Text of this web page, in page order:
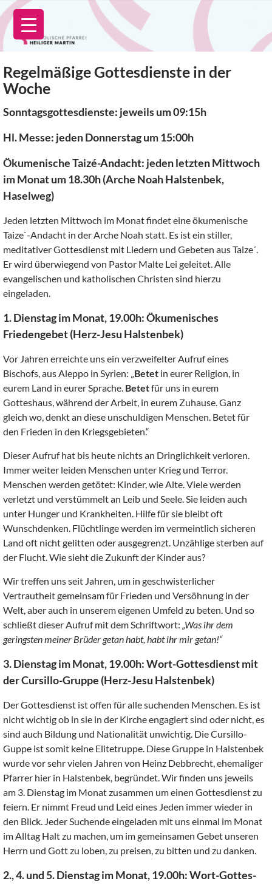
Zum
Inhalt
springen
Regelmäßige Gottesdienste in der
Woche
Sonntagsgottesdienste: jeweils um 09:15h
Hl. Messe: jeden Donnerstag um 15:00h
Ökumenische Taizé-Andacht: jeden letzten Mittwoch
im Monat um 18.30h (Arche Noah Halstenbek,
Haselweg)
Jeden letzten Mittwoch im Monat findet eine ökumenische
Taize`-Andacht in der Arche Noah statt. Es ist ein stiller,
meditativer Gottesdienst mit Liedern und Gebeten aus Taize´.
Er wird überwiegend von Pastor Malte Lei geleitet. Alle
evangelischen und katholischen Christen sind hierzu
eingeladen.
1. Dienstag im Monat, 19.00h: Ökumenisches
Friedengebet (Herz-Jesu Halstenbek)
Vor Jahren erreichte uns ein verzweifelter Aufruf eines
Bischofs, aus Aleppo in Syrien: „Betet in eurer Religion, in
eurem Land in eurer Sprache. Betetfür uns in eurem
Gotteshaus, während der Arbeit, in eurem Zuhause. Ganz
gleich wo, denkt an diese unschuldigen Menschen. Betet für
den Frieden in den Kriegsgebieten.“
Dieser Aufruf hat bis heute nichts an Dringlichkeit verloren.
Immer weiter leiden Menschen unter Krieg und Terror.
Menschen werden getötet: Kinder, wie Alte. Viele werden
verletzt und verstümmelt an Leib und Seele. Sie leiden auch
unter Hunger und Krankheiten. Hilfe für sie bleibt oft
Wunschdenken. Flüchtlinge werden im vermeintlich sicheren
Land oft nicht gelitten oder ausgegrenzt. Unzählige sterben auf
der Flucht. Wie sieht die Zukunft der Kinder aus?
Wir treffen uns seit Jahren, um in geschwisterlicher
Vertrautheit gemeinsam für Frieden und Versöhnung in der
Welt, aber auch in unserem eigenen Umfeld zu beten. Und so
schließt dieser Aufruf mit dem Schriftwort: „Was ihr dem
geringsten meiner Brüder getan habt, habt ihr mir getan!“
3. Dienstag im Monat, 19.00h: Wort-Gottesdienst mit
der Cursillo-Gruppe (Herz-Jesu Halstenbek)
Der Gottesdienst ist offen für alle suchenden Menschen. Es ist
nicht wichtig ob in sie in der Kirche engagiert sind oder nicht, es
sind auch Bildung und Nationalität unwichtig. Die Cursillo-
Guppe ist somit keine Elitetruppe. Diese Gruppe in Halstenbek
wurde vor sehr vielen Jahren von Heinz Debbrecht, ehemaliger
Pfarrer hier in Halstenbek, begründet. Wir finden uns jeweils
am 3. Dienstag im Monat zusammen um einen Gottesdienst zu
feiern. Er nimmt Freud und Leid eines Jeden immer wieder in
den Blick. Jeder Suchende eingeladen mit uns einmal im Monat
im Alltag Halt zu machen, um im gemeinsamen Gebet unseren
Herrn und Gott zu loben, zu preisen, zu bitten und zu danken.
2., 4. und 5. Dienstag im Monat, 19.00h: Wort-Gottes-